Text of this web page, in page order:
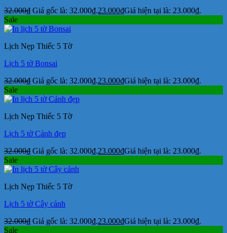
32.000₫ Giá gốc là: 32.000₫.23.000₫Giá hiện tại là: 23.000₫.
Sale
Lịch Nẹp Thiếc 5 Tờ
Lịch 5 tờ Bonsai
32.000₫ Giá gốc là: 32.000₫.23.000₫Giá hiện tại là: 23.000₫.
Sale
Lịch Nẹp Thiếc 5 Tờ
Lịch 5 tờ Cảnh đẹp
32.000₫ Giá gốc là: 32.000₫.23.000₫Giá hiện tại là: 23.000₫.
Sale
Lịch Nẹp Thiếc 5 Tờ
Lịch 5 tờ Cây cảnh
32.000₫ Giá gốc là: 32.000₫.23.000₫Giá hiện tại là: 23.000₫.
Sale